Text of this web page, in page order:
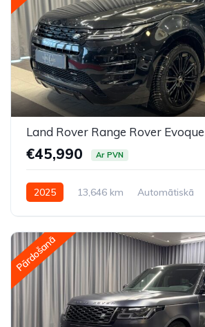
Land Rover Range Rover
€45,990 Ar PVN
2025 13,646 km Automātiskā
Pārdošanā